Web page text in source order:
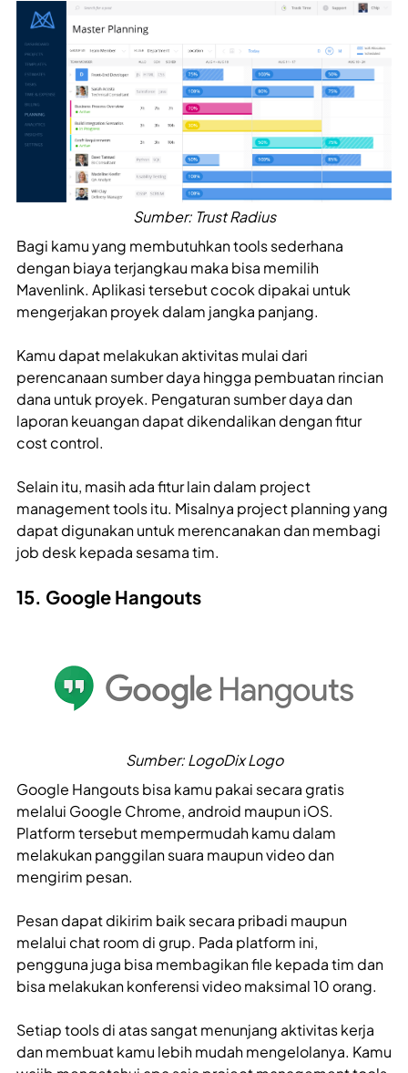
Sumber: Trust Radius
Bagi kamu yang membutuhkan tools sederhana
dengan biaya terjangkau maka bisa memilih
Mavenlink. Aplikasi tersebut cocok dipakai untuk
mengerjakan proyek dalam jangka panjang.
Kamu dapat melakukan aktivitas mulai dari
perencanaan sumber daya hingga pembuatan rincian
dana untuk proyek. Pengaturan sumber daya dan
laporan keuangan dapat dikendalikan dengan fitur
cost control.
Selain itu, masih ada fitur lain dalam project
management toolsitu. Misalnya project planning yang
dapat digunakan untuk merencanakan dan membagi
job desk kepada sesama tim.
15. Google Hangouts
Sumber: LogoDix Logo
Google Hangouts bisa kamu pakai secara gratis
melalui Google Chrome, android maupun iOS.
Platform tersebut mempermudah kamu dalam
melakukan panggilan suara maupun video dan
mengirim pesan.
Pesan dapat dikirim baik secara pribadi maupun
melalui chat room di grup. Pada platform ini,
pengguna juga bisa membagikan file kepada tim dan
bisa melakukan konferensi video maksimal 10 orang.
Setiap tools di atas sangat menunjang aktivitas kerja
dan membuat kamu lebih mudah mengelolanya. Kamu